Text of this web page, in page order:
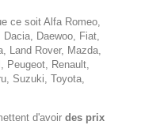
ce soit Alfa Romeo,
Daewoo, Fiat,
Land Rover, Mazda,
Peugeot, Renault,
Suzuki, Toyota,
d'avoir des prix